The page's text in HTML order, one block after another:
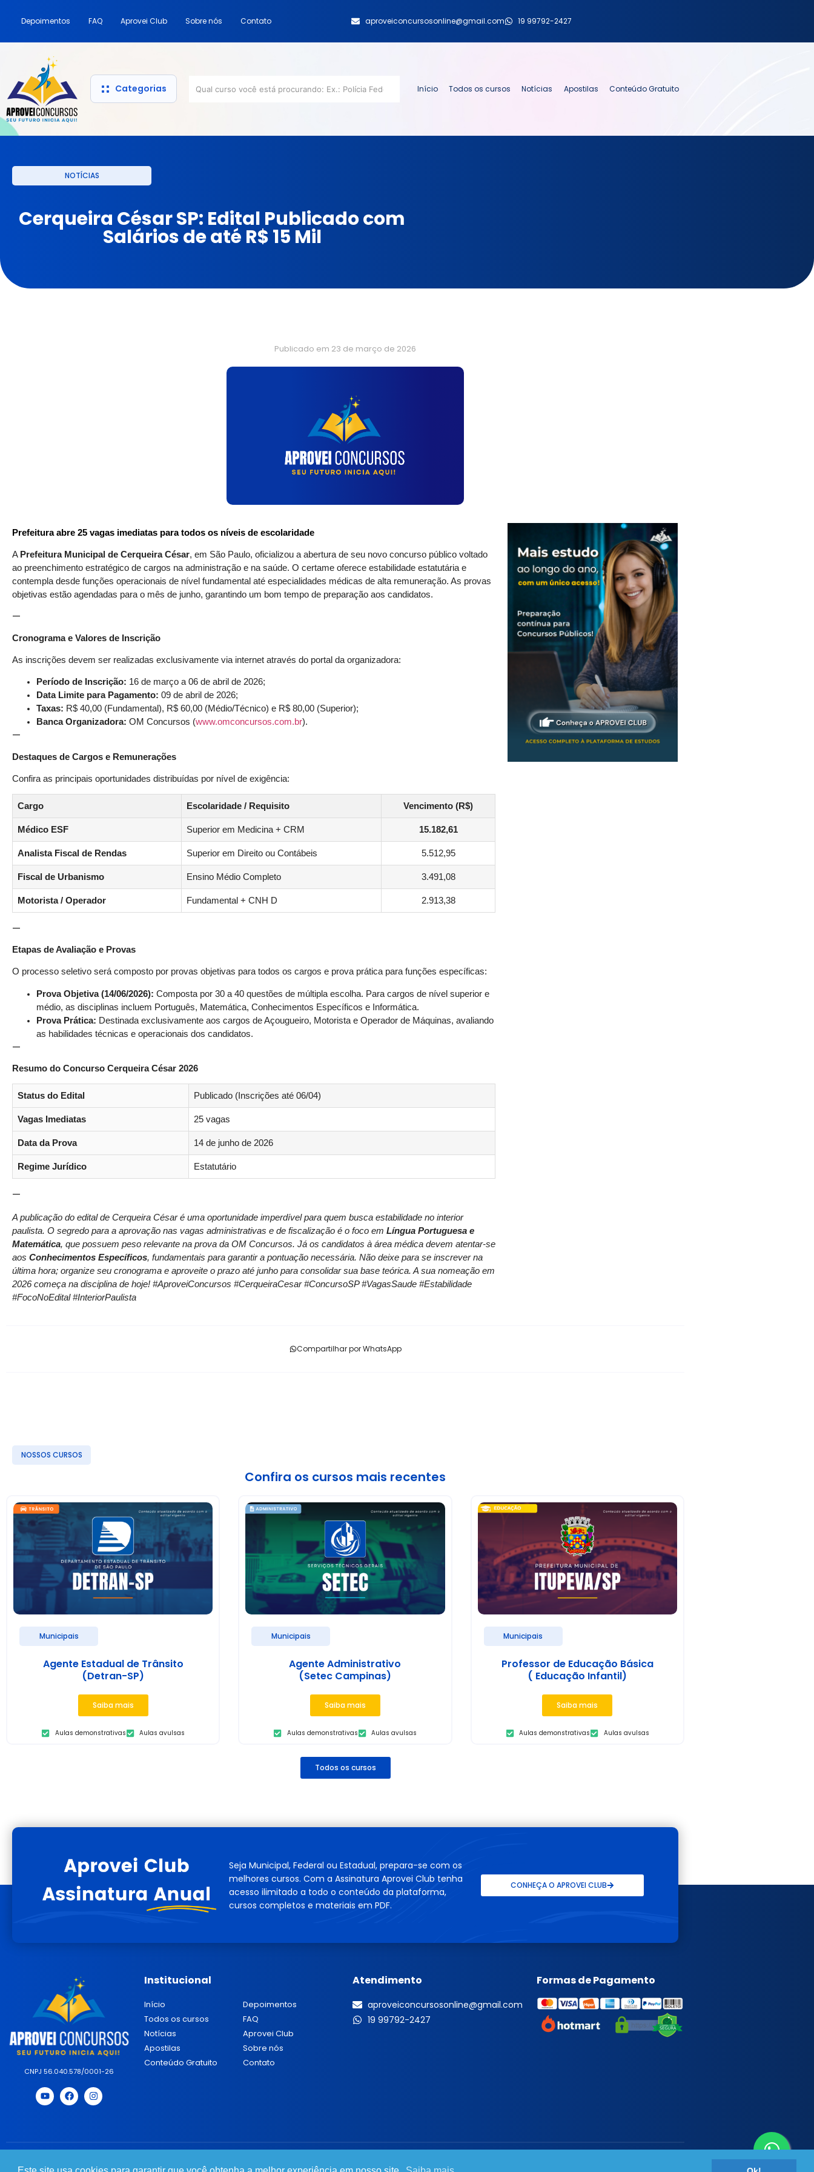
Depoimentos FAQ Aprovei Club Sobre nós Contato aproveiconcursosonline@gmail.com 19 99792-2427
Categorias Início Todos os cursos Notícias Apostilas Conteúdo Gratuito
NOTÍCIAS
Cerqueira César SP: Edital Publicado com
Salários de até R$ 15 Mil
Publicado em 23 de março de 2026
Prefeitura abre 25 vagas imediatas para todos os níveis de escolaridade
A Prefeitura Municipal de Cerqueira César, em São Paulo, oficializou a abertura de seu novo concurso público voltado
ao preenchimento estratégico de cargos na administração e na saúde. O certame oferece estabilidade estatutária e
contempla desde funções operacionais de nível fundamental até especialidades médicas de alta remuneração. As provas
objetivas estão agendadas para o mês de junho, garantindo um bom tempo de preparação aos candidatos.
—
Cronograma e Valores de Inscrição
As inscrições devem ser realizadas exclusivamente via internet através do portal da organizadora:
Período de Inscrição: 16 de março a 06 de abril de 2026;
Data Limite para Pagamento: 09 de abril de 2026;
Taxas: R$ 40,00 (Fundamental), R$ 60,00 (Médio/Técnico) e R$ 80,00 (Superior);
Banca Organizadora: OM Concursos (www.omconcursos.com.br).
—
Destaques de Cargos e Remunerações
Confira as principais oportunidades distribuídas por nível de exigência:
Cargo Escolaridade / Requisito Vencimento (R$)
Médico ESF Superior em Medicina + CRM 15.182,61
Analista Fiscal de Rendas Superior em Direito ou Contábeis 5.512,95
Fiscal de Urbanismo Ensino Médio Completo 3.491,08
Motorista / Operador Fundamental + CNH D 2.913,38
—
Etapas de Avaliação e Provas
O processo seletivo será composto por provas objetivas para todos os cargos e prova prática para funções específicas:
Prova Objetiva (14/06/2026): Composta por 30 a 40 questões de múltipla escolha. Para cargos de nível superior e
médio, as disciplinas incluem Português, Matemática, Conhecimentos Específicos e Informática.
Prova Prática: Destinada exclusivamente aos cargos de Açougueiro, Motorista e Operador de Máquinas, avaliando
as habilidades técnicas e operacionais dos candidatos.
—
Resumo do Concurso Cerqueira César 2026
Status do Edital Publicado (Inscrições até 06/04)
Vagas Imediatas 25 vagas
Data da Prova 14 de junho de 2026
Regime Jurídico Estatutário
—
A publicação do edital de Cerqueira César é uma oportunidade imperdível para quem busca estabilidade no interior
paulista. O segredo para a aprovação nas vagas administrativas e de fiscalização é o foco em Língua Portuguesa e
Matemática, que possuem peso relevante na prova da OM Concursos. Já os candidatos à área médica devem atentar-se
aos Conhecimentos Específicos, fundamentais para garantir a pontuação necessária. Não deixe para se inscrever na
última hora; organize seu cronograma e aproveite o prazo até junho para consolidar sua base teórica. A sua nomeação em
2026 começa na disciplina de hoje! #AproveiConcursos #CerqueiraCesar #ConcursoSP #VagasSaude #Estabilidade
#FocoNoEdital #InteriorPaulista
Compartilhar por WhatsApp
NOSSOS CURSOS
Confira os cursos mais recentes
Municipais
Agente Estadual de Trânsito
(Detran-SP)
Saiba mais
Aulas demonstrativas Aulas avulsas
Municipais
Agente Administrativo
(Setec Campinas)
Saiba mais
Aulas demonstrativas Aulas avulsas
Municipais
Professor de Educação Básica
( Educação Infantil)
Saiba mais
Aulas demonstrativas Aulas avulsas
Todos os cursos
Seja Municipal, Federal ou Estadual, prepara-se com os
melhores cursos. Com a Assinatura Aprovei Club tenha
acesso ilimitado a todo o conteúdo da plataforma,
cursos completos e materiais em PDF.
CONHEÇA O APROVEI CLUB
CNPJ 56.040.578/0001-26
Institucional
Início
Todos os cursos
Notícias
Apostilas
Conteúdo Gratuito
Depoimentos
FAQ
Aprovei Club
Sobre nós
Contato
Atendimento
aproveiconcursosonline@gmail.com
19 99792-2427
Formas de Pagamento
© 2025 Aprovei Concursos - Todos os direitos reservados.